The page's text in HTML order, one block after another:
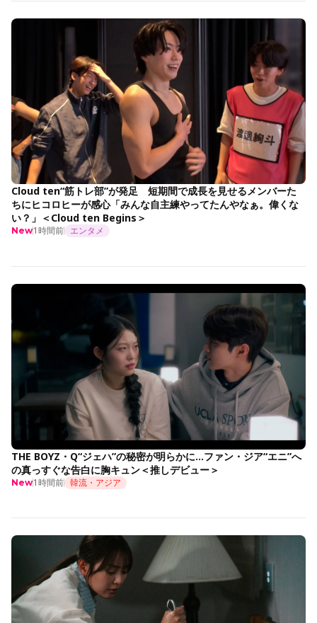
Cloud ten“筋トレ部”が発足 短期間で成長を見せるメンバーた
ちにヒコロヒーが感心「みんな自主練やってたんやなぁ。偉くな
い？」＜Cloud ten Begins＞
New1時間前 エンタメ
THE BOYZ・Q“ジェハ”の秘密が明らかに…ファン・ジア“エニ”へ
の真っすぐな告白に胸キュン＜推しデビュー＞
New1時間前 韓流・アジア